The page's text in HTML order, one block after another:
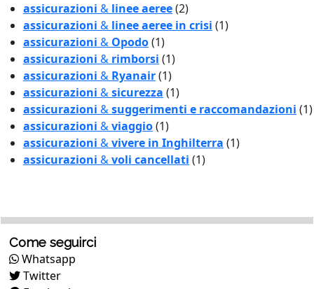
assicurazioni & linee aeree(2)
assicurazioni & linee aeree in crisi (1)
assicurazioni & Opodo(1)
assicurazioni & rimborsi (1)
assicurazioni & Ryanair(1)
assicurazioni &sicurezza (1)
assicurazioni &suggerimenti e raccomandazioni (1)
assicurazioni &viaggio(1)
assicurazioni &vivere in Inghilterra (1)
assicurazioni &voli cancellati (1)
Come seguirci
Whatsapp
Twitter